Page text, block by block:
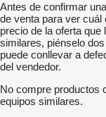
Antes de confirmar
de venta para ver cuál
precio de la oferta
similares, piénselo
puede conllevar a
del vendedor.
No compre productos
equipos similares.